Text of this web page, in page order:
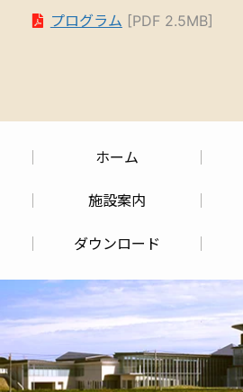
プログラム [PDF 2.5MB]
ホーム
施設案内
ダウンロード